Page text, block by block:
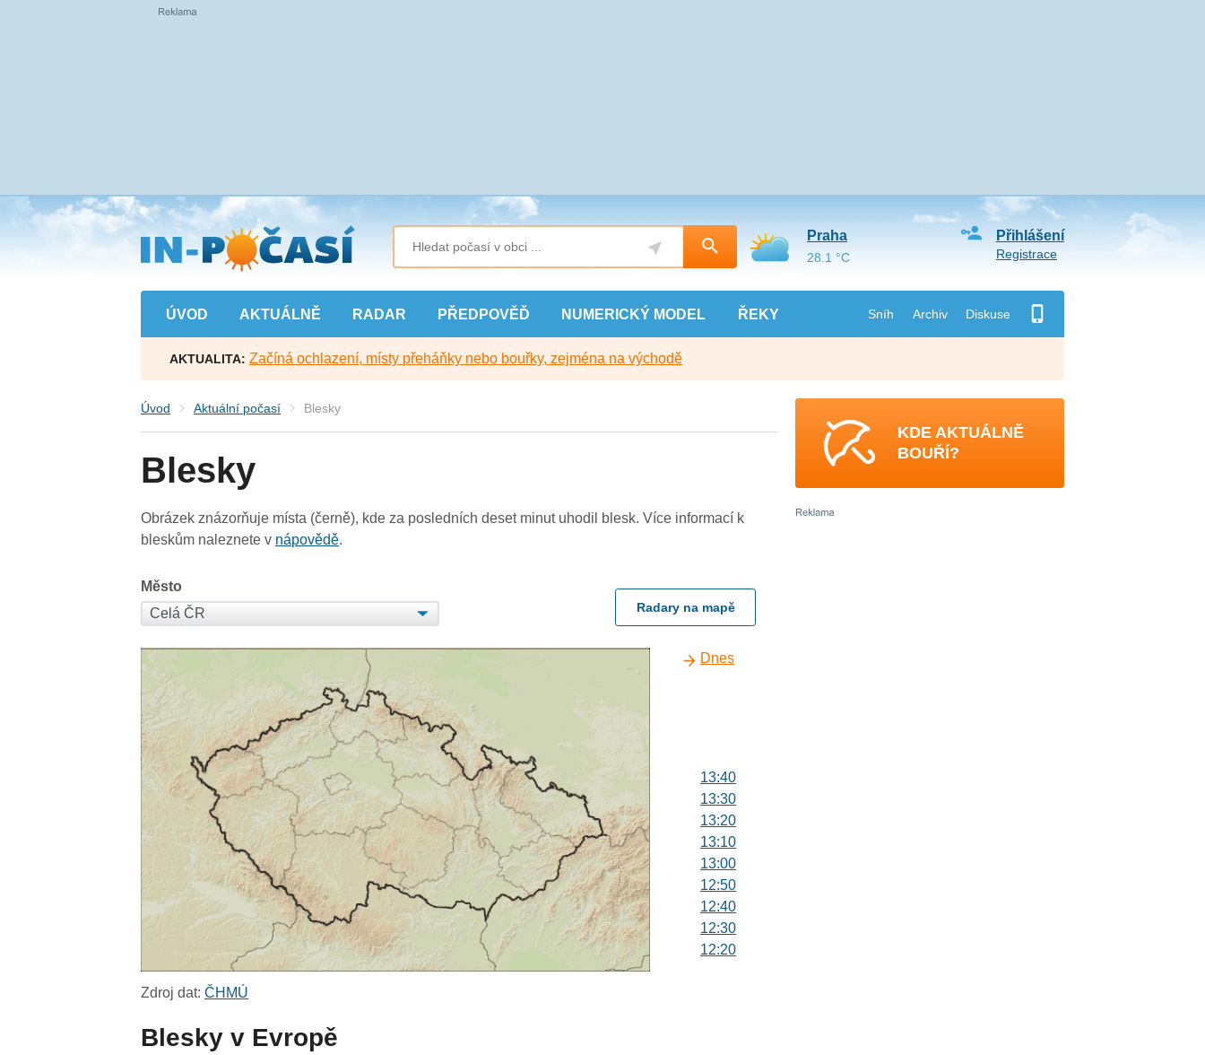
Přejít
na
hlavní
obsah
ÚVOD AKTUÁLNĚ RADAR PŘEDPOVĚĎ NUMERICKÝ MODEL ŘEKY Sníh Archiv Diskuse
Přihlášení
Registrace
Praha
28.1 °C
AKTUALITA: Začíná ochlazení, místy přeháňky nebo bouřky, zejména na východě
Úvod Aktuální počasí Blesky
Blesky
Obrázek znázorňuje místa (černě), kde za posledních deset minut uhodil blesk. Více informací k
bleskům naleznete v nápovědě.
Město
Radary na mapě
Dnes
13:40
13:30
13:20
13:10
13:00
12:50
12:40
12:30
12:20
Zdroj dat:ČHMÚ
Blesky v Evropě
KDE AKTUÁLNĚ
BOUŘÍ?